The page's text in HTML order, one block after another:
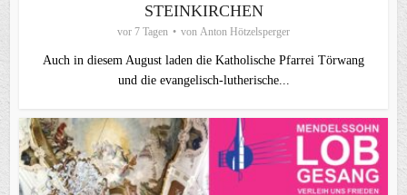
STEINKIRCHEN
vor 7 Tagen von Anton Hötzelsperger
Auch in diesem August laden die Katholische Pfarrei Törwang
und die evangelisch‑lutherische...